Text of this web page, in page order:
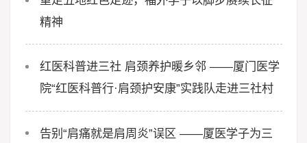
精神
红医科普进三社 肩颈养护暖乡邻 ——厦门医学
院“红医科普行·肩颈护安康”实践队走进三社村
告别“肩痛就是肩周炎”误区 ——厦医学子为三